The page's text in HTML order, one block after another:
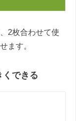
2枚合わせて使
ます。
くできる